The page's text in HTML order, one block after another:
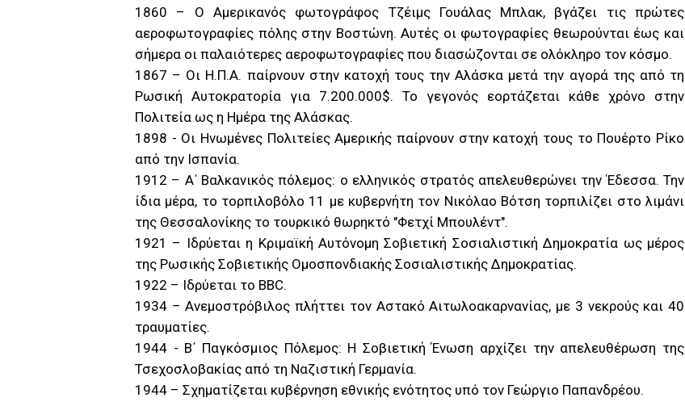
1860 – Ο Αμερικανός φωτογράφος Τζέιμς Γουάλας Μπλακ, βγάζει τις πρώτες
αεροφωτογραφίες πόλης στην Βοστώνη. Αυτές οι φωτογραφίες θεωρούνται έως και
σήμερα οι παλαιότερες αεροφωτογραφίες που διασώζονται σε ολόκληρο τον κόσμο.
1867 – Οι Η.Π.Α. παίρνουν στην κατοχή τους την Αλάσκα μετά την αγορά της από τη
Ρωσική Αυτοκρατορία για 7.200.000$. Το γεγονός εορτάζεται κάθε χρόνο στην
Πολιτεία ως η Ημέρα της Αλάσκας.
1898 - Οι Ηνωμένες Πολιτείες Αμερικής παίρνουν στην κατοχή τους το Πουέρτο Ρίκο
από την Ισπανία.
1912 – Α΄ Βαλκανικός πόλεμος: ο ελληνικός στρατός απελευθερώνει την Έδεσσα. Την
ίδια μέρα, το τορπιλοβόλο 11 με κυβερνήτη τον Νικόλαο Βότση τορπιλίζει στο λιμάνι
της Θεσσαλονίκης το τουρκικό θωρηκτό "Φετχί Μπουλέντ".
1921 – Ιδρύεται η Κριμαϊκή Αυτόνομη Σοβιετική Σοσιαλιστική Δημοκρατία ως μέρος
της Ρωσικής Σοβιετικής Ομοσπονδιακής Σοσιαλιστικής Δημοκρατίας.
1922 – Ιδρύεται το BBC.
1934 – Ανεμοστρόβιλος πλήττει τον Αστακό Αιτωλοακαρνανίας, με 3 νεκρούς και 40
τραυματίες.
1944 - Β΄ Παγκόσμιος Πόλεμος: Η Σοβιετική Ένωση αρχίζει την απελευθέρωση της
Τσεχοσλοβακίας από τη Ναζιστική Γερμανία.
1944 – Σχηματίζεται κυβέρνηση εθνικής ενότητος υπό τον Γεώργιο Παπανδρέου.